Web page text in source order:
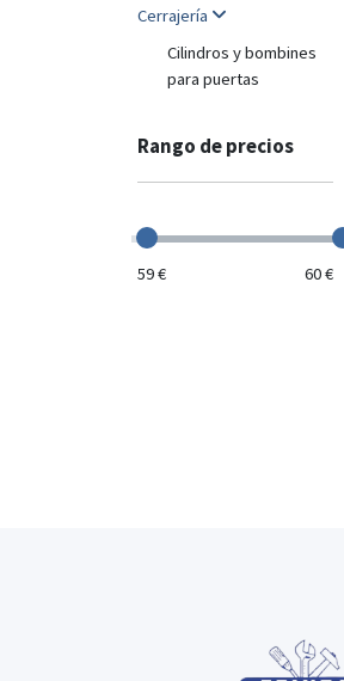
Cerrajería
Cilindros y bombines
para puertas
Rango de precios
59 € 60 €